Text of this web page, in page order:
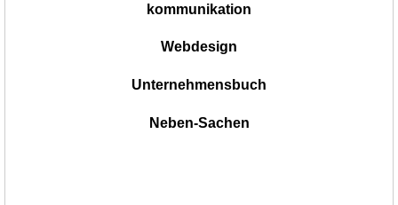
kommunikation
Webdesign
Unternehmensbuch
Neben-Sachen